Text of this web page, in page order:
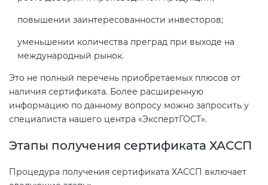
повышении заинтересованности инвесторов;
уменьшении количества преград при выходе на
международный рынок.
Это не полный перечень приобретаемых плюсов от
наличия сертификата. Более расширенную
информацию по данному вопросу можно запросить у
специалиста нашего центра «ЭкспертГОСТ».
Этапы получения сертификата ХАССП
Процедура получения сертификата ХАССП включает